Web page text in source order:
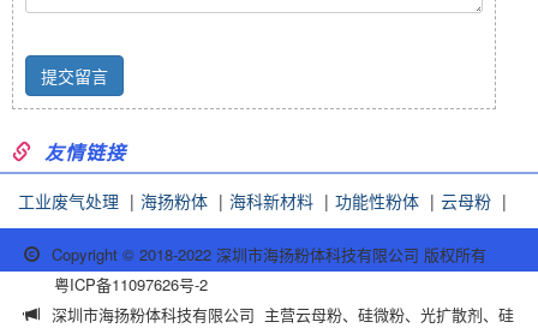
友情链接
工业废气处理 | 海扬粉体 | 海科新材料 | 功能性粉体 | 云母粉 |
Copyright © 2018-2022 深圳市海扬粉体科技有限公司 版权所有
粤ICP备11097626号-2
深圳市海扬粉体科技有限公司 主营云母粉、硅微粉、光扩散剂、硅